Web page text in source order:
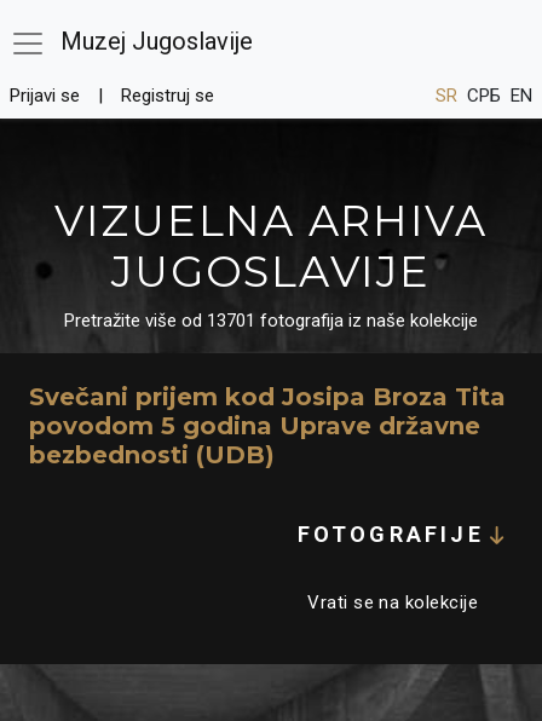
Muzej Jugoslavije
Prijavi se Registruj se SR СРБ EN
VIZUELNA ARHIVA
JUGOSLAVIJE
Pretražite više od 13701 fotografija iz naše kolekcije
Svečani prijem kod Josipa Broza Tita
povodom 5 godina Uprave državne
bezbednosti (UDB)
FOTOGRAFIJE
Vrati se na kolekcije